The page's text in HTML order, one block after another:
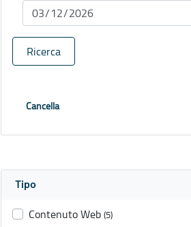
Ricerca
Cancella
Tipo
Contenuto Web (5)